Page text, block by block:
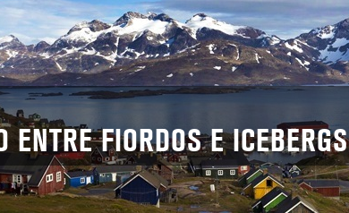
ENTRE FIORDOS E ICEBERGS